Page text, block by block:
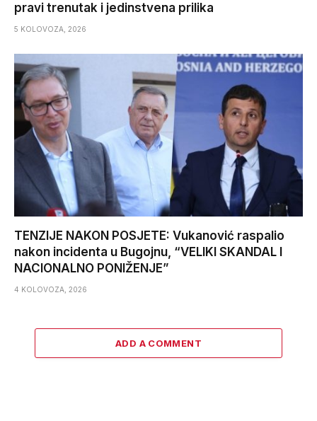
pravi trenutak i jedinstvena prilika
5 KOLOVOZA, 2026
TENZIJE NAKON POSJETE: Vukanović raspalio
nakon incidenta u Bugojnu, “VELIKI SKANDAL I
NACIONALNO PONIŽENJE”
4 KOLOVOZA, 2026
ADD A COMMENT